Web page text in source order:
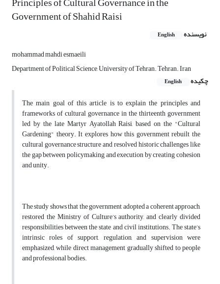
Government of Shahid Raisi
نویسنده English
mohammad mahdi esmaeili
Department of Political Science, University of Tehran. Tehran. Iran
چکیده
English
The main goal of this article is to explain the principles and
frameworks of cultural governance in the thirteenth government
led by the late Martyr Ayatollah Raisi, based on the "Cultural
Gardening" theory. It explores how this government rebuilt the
cultural governance structure and resolved historic challenges like
the gap between policymaking and execution by creating cohesion
and unity.
The study shows that the government adopted a coherent approach,
restored the Ministry of Culture’s authority, and clearly divided
responsibilities between the state and civil institutions. The state’s
intrinsic roles of support, regulation, and supervision were
emphasized, while direct management gradually shifted to people
and professional bodies.